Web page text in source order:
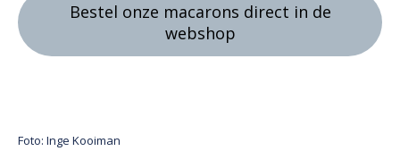
Bestel onze macarons direct in de
webshop
Foto: Inge Kooiman